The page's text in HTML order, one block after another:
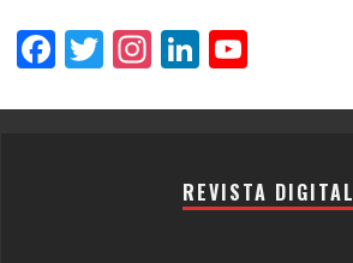
Facebook
Twitter
Instagram
LinkedIn
REVISTA DIGITAL